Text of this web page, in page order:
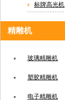
标牌高光机
精雕机
玻璃精雕机
塑胶精雕机
电子精雕机